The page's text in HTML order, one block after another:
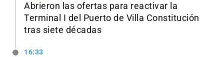
Abrieron las ofertas para reactivar la
Terminal I del Puerto de Villa Constitución
tras siete décadas
16:33